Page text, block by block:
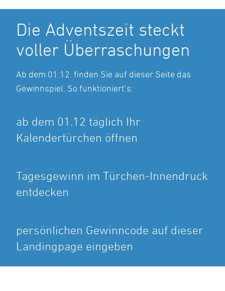
Die Adventszeit steckt
voller Überraschungen
Ab dem 01.12. finden Sie auf dieser Seite das
Gewinnspiel. So funktioniert’s:
ab dem 01.12 täglich Ihr
Kalendertürchen öffnen
Tagesgewinn im Türchen-Innendruck
entdecken
persönlichen Gewinncode auf dieser
Landingpage eingeben